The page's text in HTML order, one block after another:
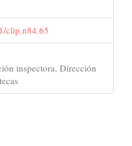
clip.n84.65
inspectora, Dirección